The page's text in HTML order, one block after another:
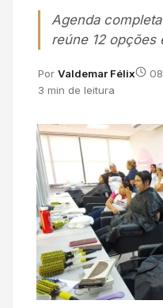
Agenda
reúne 12 opções
Por Valdemar Félix
3 min de leitura